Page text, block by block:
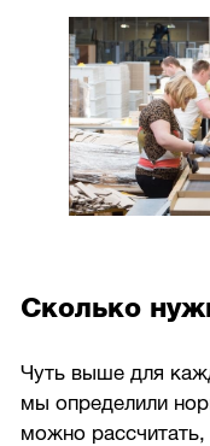
Сколько
Чуть выше для
мы определили
можно рассчитать,